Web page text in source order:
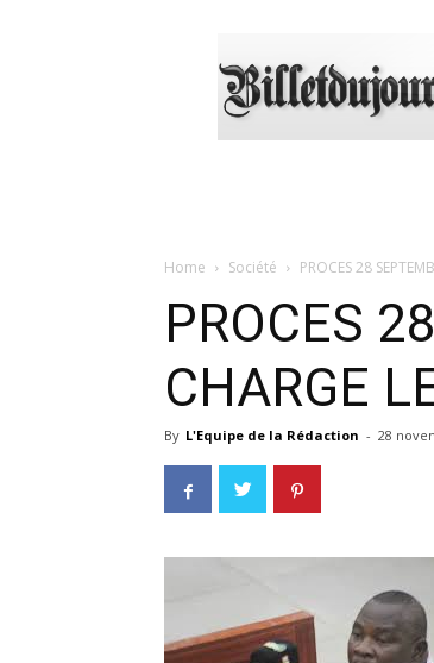
Home Société PROCES 28
PROCES
CHARGE
By L'Equipe de la Rédaction - 28